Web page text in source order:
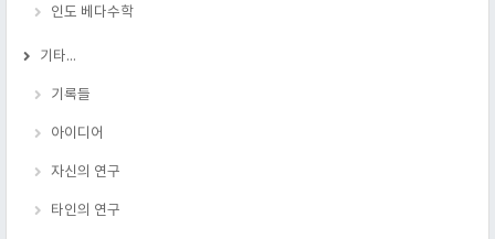
인도 베다수학
기타...
기록들
아이디어
자신의 연구
타인의 연구